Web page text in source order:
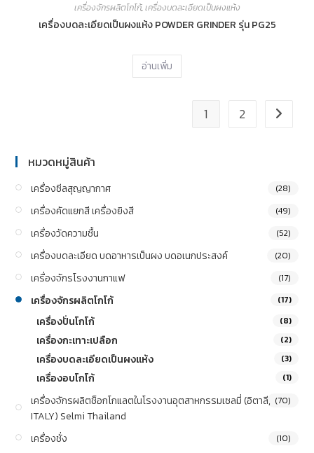
เครื่องจักรผลิตโกโก้,เครื่องบดละเอียดเป็นผงแห้ง
เครื่องบดละเอียดเป็นผงแห้ง POWDER GRINDER รุ่น PG25
อ่านเพิ่ม
1 2
หมวดหมู่สินค้า
เครื่องซีลสุญญากาศ (28)
เครื่องคัดแยกสี เครื่องยิงสี (49)
เครื่องวัดความชื้น (52)
เครื่องบดละเอียด บดอาหารเป็นผง บดอเนกประสงค์ (20)
เครื่องจักรโรงงานกาแฟ (17)
เครื่องจักรผลิตโกโก้ (17)
เครื่องปั่นโกโก้ (8)
เครื่องกะเทาะเปลือก (2)
เครื่องบดละเอียดเป็นผงแห้ง (3)
เครื่องอบโกโก้ (1)
เครื่องจักรผลิตช็อกโกแลตในโรงงานอุตสาหกรรมเซลมี่ (อิตาลี,
ITALY) Selmi Thailand
(70)
เครื่องชั่ง (10)